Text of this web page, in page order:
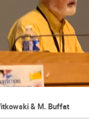
& M. Buffat